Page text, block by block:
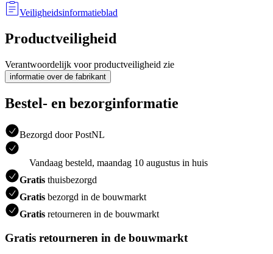
Veiligheidsinformatieblad
Productveiligheid
Verantwoordelijk voor productveiligheid zie
informatie over de fabrikant
Bestel- en bezorginformatie
Bezorgd door PostNL
Vandaag besteld, maandag 10 augustus in huis
Gratis thuisbezorgd
Gratis bezorgd in de bouwmarkt
Gratis retourneren in de bouwmarkt
Gratis retourneren in de bouwmarkt